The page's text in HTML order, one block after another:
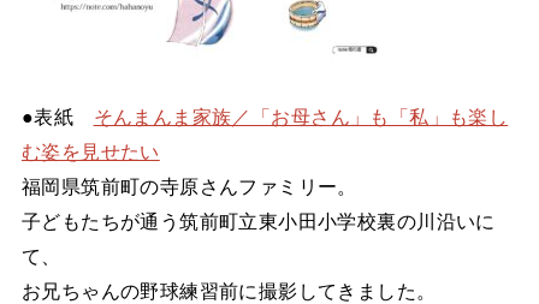
●表紙 そんまんま家族／「お母さん」も「私」も楽し
む姿を見せたい
福岡県筑前町の寺原さんファミリー。
子どもたちが通う筑前町立東小田小学校裏の川沿いに
て、
お兄ちゃんの野球練習前に撮影してきました。